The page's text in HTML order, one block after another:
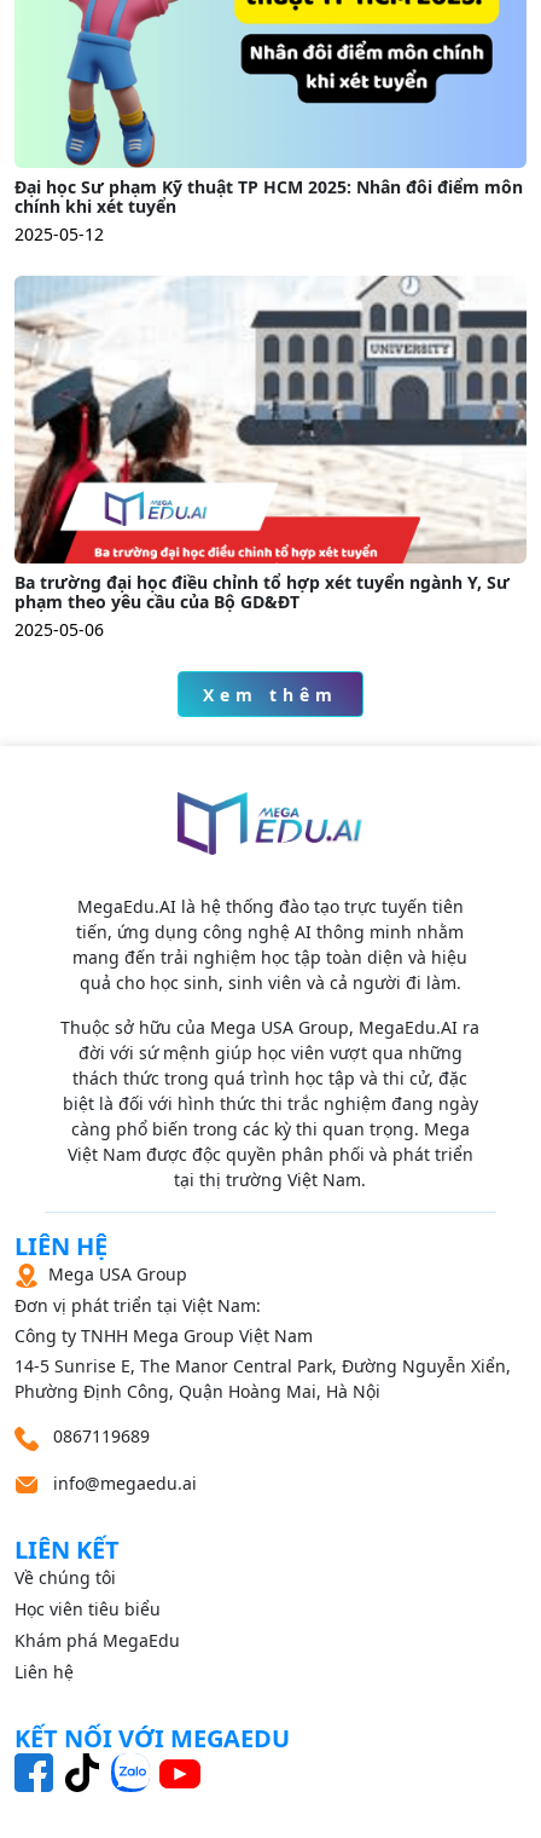
Đại học Sư phạm Kỹ thuật TP HCM 2025: Nhân đôi điểm môn
chính khi xét tuyển
2025-05-12
Ba trường đại học điều chỉnh tổ hợp xét tuyển ngành Y, Sư
phạm theo yêu cầu của Bộ GD&ĐT
2025-05-06
Xem thêm
MegaEdu.AI là hệ thống đào tạo trực tuyến tiên
tiến, ứng dụng công nghệ AI thông minh nhằm
mang đến trải nghiệm học tập toàn diện và hiệu
quả cho học sinh, sinh viên và cả người đi làm.
Thuộc sở hữu của Mega USA Group, MegaEdu.AI ra
đời với sứ mệnh giúp học viên vượt qua những
thách thức trong quá trình học tập và thi cử, đặc
biệt là đối với hình thức thi trắc nghiệm đang ngày
càng phổ biến trong các kỳ thi quan trọng. Mega
Việt Nam được độc quyền phân phối và phát triển
tại thị trường Việt Nam.
LIÊN HỆ
Mega USA Group
Đơn vị phát triển tại Việt Nam:
Công ty TNHH Mega Group Việt Nam
14‑5 Sunrise E, The Manor Central Park, Đường Nguyễn Xiển,
Phường Định Công, Quận Hoàng Mai, Hà Nội
0867119689
info@megaedu.ai
LIÊN KẾT
Về chúng tôi
Học viên tiêu biểu
Khám phá MegaEdu
Liên hệ
KẾT NỐI VỚI MEGAEDU